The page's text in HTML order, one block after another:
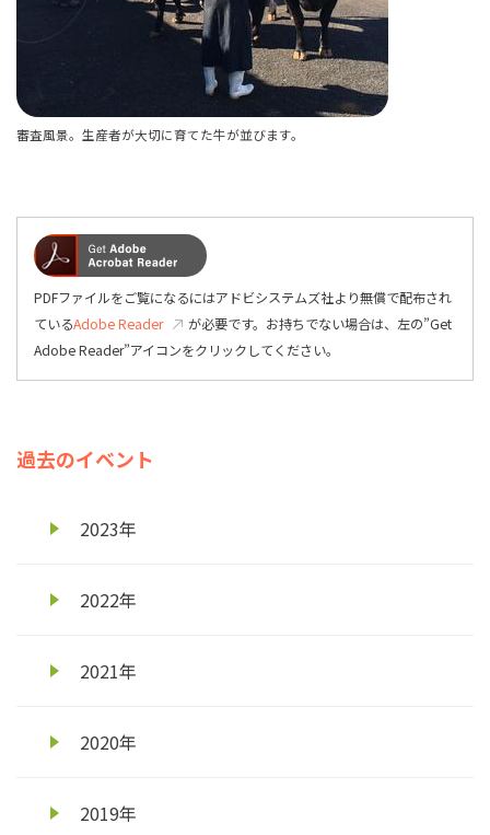
審査風景。生産者が大切に育てた牛が並びます。
PDFファイルをご覧になるにはアドビシステムズ社より無償で配布され
ているAdobe Reader
が必要です。お持ちでない場合は、左の”Get
Adobe Reader”アイコンをクリックしてください。
過去のイベント
2023年
2022年
2021年
2020年
2019年